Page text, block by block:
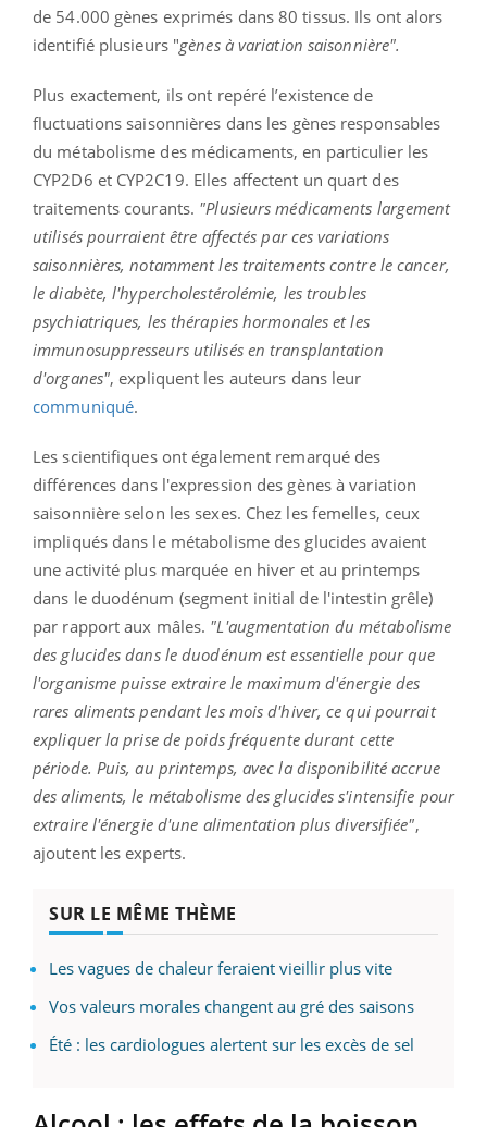
de 54.000 gènes exprimés dans 80 tissus. Ils ont alors
identifié plusieurs "gènes à variation saisonnière".
Plus exactement, ils ont repéré l’existence de
fluctuations saisonnières dans les gènes responsables
du métabolisme des médicaments, en particulier les
CYP2D6 et CYP2C19. Elles affectent un quart des
traitements courants. "Plusieurs médicaments largement
utilisés pourraient être affectés par ces variations
saisonnières, notamment les traitements contre le cancer,
le diabète, l'hypercholestérolémie, les troubles
psychiatriques, les thérapies hormonales et les
immunosuppresseurs utilisés en transplantation
d'organes", expliquent les auteurs dans leur
communiqué.
Les scientifiques ont également remarqué des
différences dans l'expression des gènes à variation
saisonnière selon les sexes. Chez les femelles, ceux
impliqués dans le métabolisme des glucides avaient
une activité plus marquée en hiver et au printemps
dans le duodénum (segment initial de l'intestin grêle)
par rapport aux mâles. "L'augmentation du métabolisme
des glucides dans le duodénum est essentielle pour que
l'organisme puisse extraire le maximum d'énergie des
rares aliments pendant les mois d'hiver, ce qui pourrait
expliquer la prise de poids fréquente durant cette
période. Puis, au printemps, avec la disponibilité accrue
des aliments, le métabolisme des glucides s'intensifie pour
extraire l'énergie d'une alimentation plus diversifiée",
ajoutent les experts.
SUR LE MÊME THÈME
Les vagues de chaleur feraient vieillir plus vite
Vos valeurs morales changent au gré des saisons
Été : les cardiologues alertent sur les excès de sel